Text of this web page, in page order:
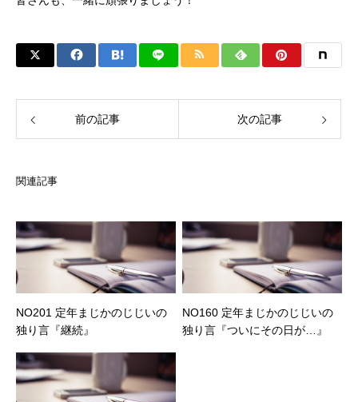
前の記事 次の記事
関連記事
NO201 定年まじかのじじいの
独り言『継続』
NO160 定年まじかのじじいの
独り言『ついにその日が…』